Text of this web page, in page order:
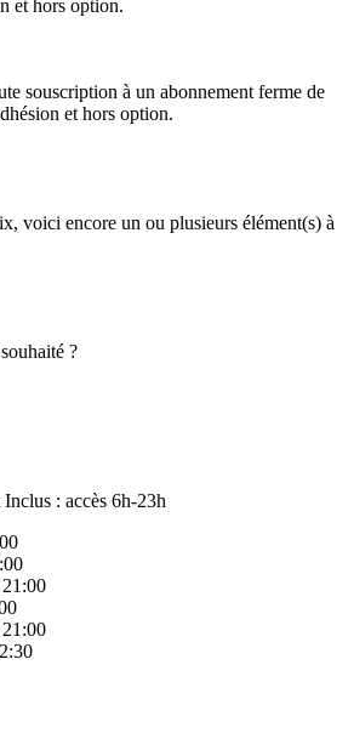
et hors option.
souscription à un abonnement ferme de
et hors option.
voici encore un ou plusieurs élément(s) à
?
Inclus : accès 6h-23h